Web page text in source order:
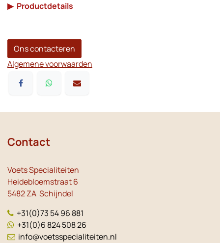
▶ Productdetails
Ons contacteren
Algemene voorwaarden
Contact
Voets Specialiteiten
Heidebloemstraat 6
5482 ZA Schijndel
+31(0)73 54 96 881
+31(0)6 824 508 26
info@voetsspecialiteiten.nl